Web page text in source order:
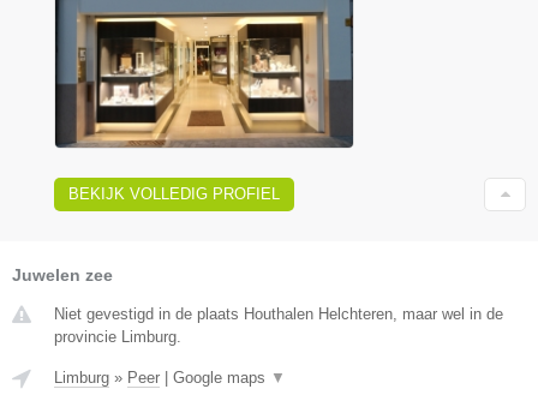
BEKIJK VOLLEDIG PROFIEL
Juwelen zee
Niet gevestigd in de plaats Houthalen Helchteren, maar wel in de
provincie Limburg.
Limburg » Peer Google maps ▼